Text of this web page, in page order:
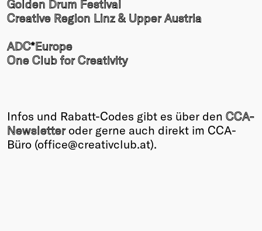
Golden Drum Festival
Creative Region Linz & Upper Austria
ADC*Europe
One Club for Creativity
Infos und Rabatt-Codes gibt es über den CCA-
Newsletteroder gerne auch direkt im CCA-
Büro (office@creativclub.at).